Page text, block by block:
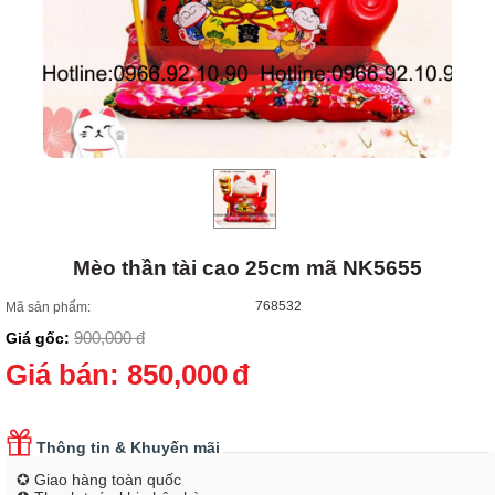
Mèo thần tài cao 25cm mã NK5655
Mã sản phẩm: 768532
Giá gốc: 900,000 đ
Giá bán: 850,000đ
Thông tin & Khuyến mãi
✪ Giao hàng toàn quốc